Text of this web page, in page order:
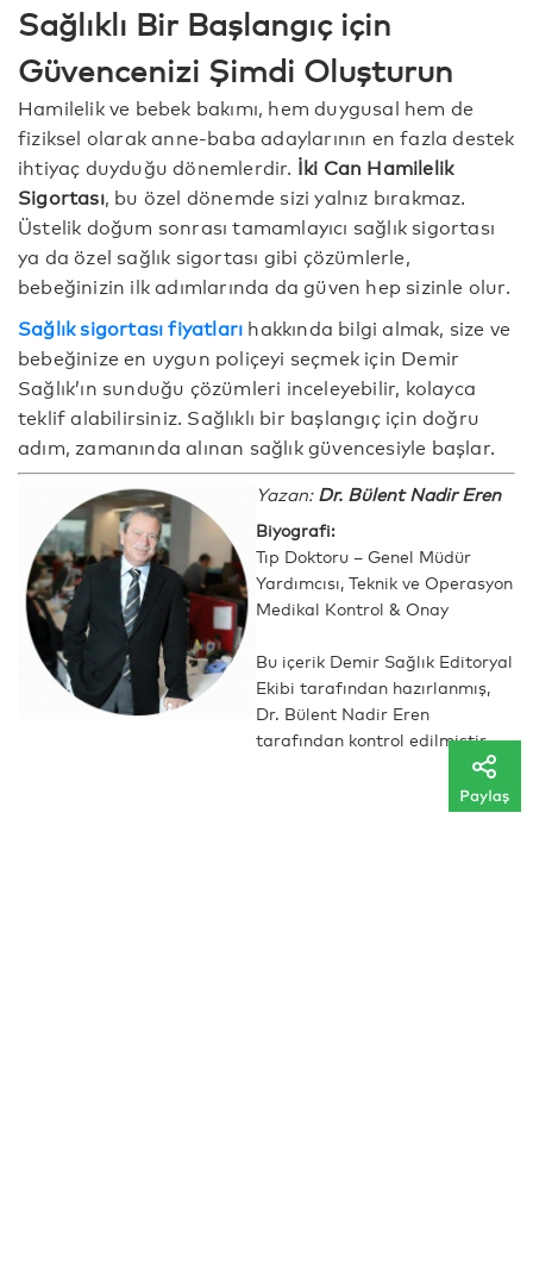
Sağlıklı Bir Başlangıç için
Güvencenizi Şimdi Oluşturun
Hamilelik ve bebek bakımı, hem duygusal hem de
fiziksel olarak anne-baba adaylarının en fazla destek
ihtiyaç duyduğu dönemlerdir. İki Can Hamilelik
Sigortası, bu özel dönemde sizi yalnız bırakmaz.
Üstelik doğum sonrası tamamlayıcı sağlık sigortası
ya da özel sağlık sigortası gibi çözümlerle,
bebeğinizin ilk adımlarında da güven hep sizinle olur.
Sağlık sigortası fiyatları hakkında bilgi almak, size ve
bebeğinize en uygun poliçeyi seçmek için Demir
Sağlık’ın sunduğu çözümleri inceleyebilir, kolayca
teklif alabilirsiniz. Sağlıklı bir başlangıç için doğru
adım, zamanında alınan sağlık güvencesiyle başlar.
Yazan: Dr. Bülent Nadir Eren
Biyografi:
Tıp Doktoru – Genel Müdür
Yardımcısı, Teknik ve Operasyon
Medikal Kontrol & Onay
Bu içerik Demir Sağlık Editoryal
Ekibi tarafından hazırlanmış,
Dr. Bülent Nadir Eren
tarafından kontrol edilmiştir.